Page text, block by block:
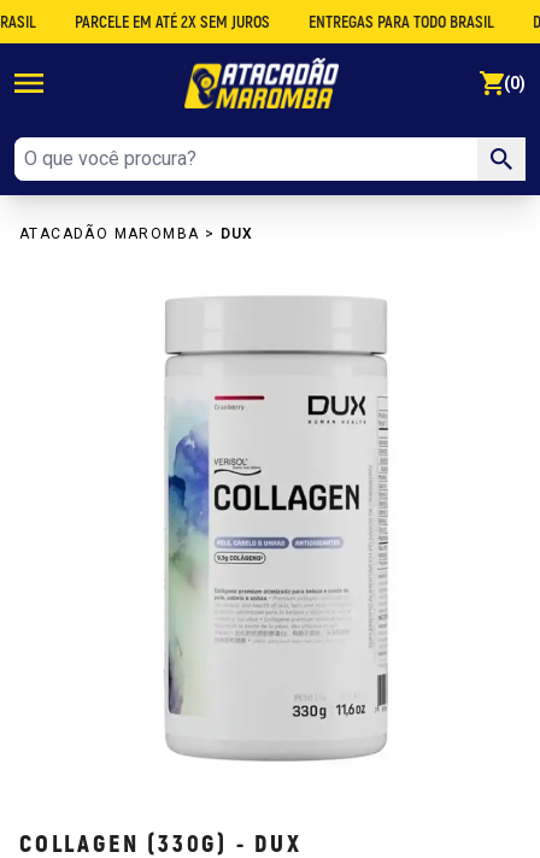
PARCELE EM ATÉ 2X SEM JUROS ENTREGAS PARA TODO BRASIL
(0)
ATACADÃO MAROMBA > DUX
COLLAGEN (330G) - DUX